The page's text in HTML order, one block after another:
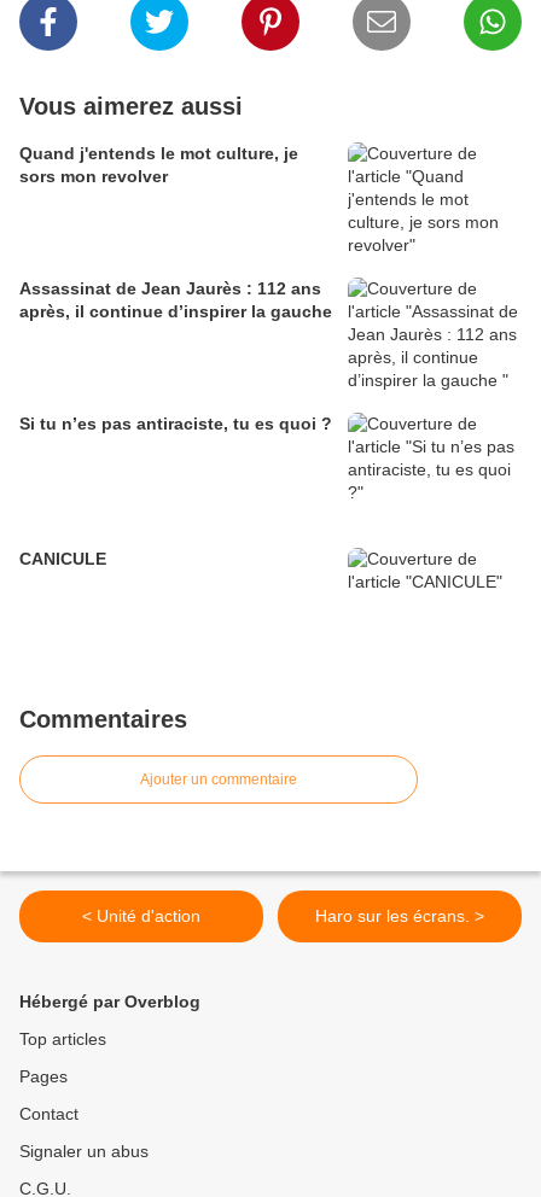
Vous aimerez aussi
Quand j'entends le mot culture, je
sors mon revolver
Assassinat de Jean Jaurès : 112 ans
après, il continue d’inspirer la gauche
Si tu n’es pas antiraciste, tu es quoi ?
CANICULE
Commentaires
Ajouter un commentaire
< Unité d'action Haro sur les écrans. >
Hébergé par Overblog
Top articles
Pages
Contact
Signaler un abus
C.G.U.